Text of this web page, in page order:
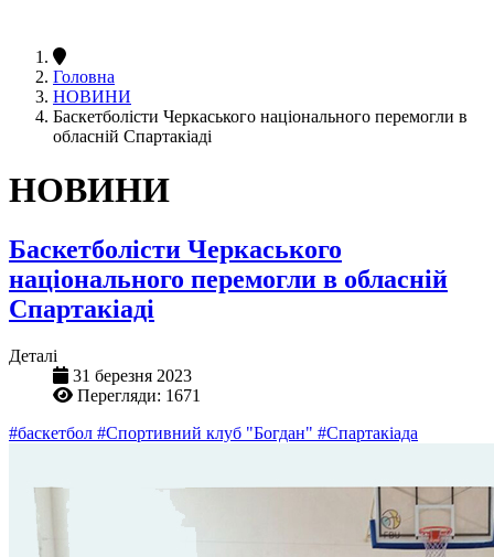
Головна
НОВИНИ
Баскетболісти Черкаського національного перемогли в
обласній Спартакіаді
НОВИНИ
Баскетболісти Черкаського
національного перемогли в обласній
Спартакіаді
Деталі
31 березня 2023
Перегляди: 1671
#баскетбол #Спортивний клуб "Богдан" #Спартакіада